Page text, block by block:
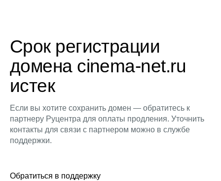
Срок регистрации
домена cinema-net.ru
истек
Если вы хотите сохранить домен — обратитесь к
партнеру Руцентра для оплаты продления. Уточнить
контакты для связи с партнером можно в службе
поддержки.
Обратиться в поддержку